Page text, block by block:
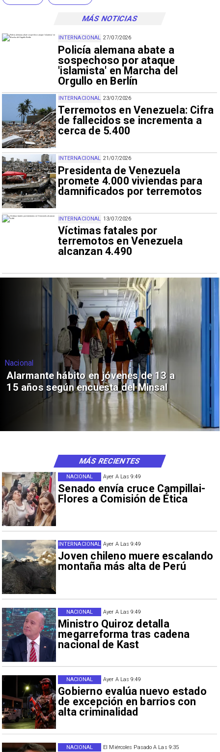
MÁS NOTICIAS
27/07/2026
Policía alemana abate a
sospechoso por ataque
'islamista' en Marcha del
Orgullo en Berlín
INTERNACIONAL
23/07/2026
Terremotos en Venezuela: Cifra
de fallecidos se incrementa a
cerca de 5.400
INTERNACIONAL
21/07/2026
Presidenta de Venezuela
promete 4.000 viviendas para
damnificados por terremotos
INTERNACIONAL
13/07/2026
Víctimas fatales por
terremotos en Venezuela
alcanzan 4.490
INTERNACIONAL
Nacional
Alarmante hábito en jóvenes de 13 a
15 años según encuesta del Minsal
Ayer A Las 9:49
Senado envía cruce Campillai-
Flores a Comisión de Ética
NACIONAL
Ayer A Las 9:49
Joven chileno muere escalando
montaña más alta de Perú
INTERNACIONAL
Ayer A Las 9:49
Ministro Quiroz detalla
megarreforma tras cadena
nacional de Kast
NACIONAL
Ayer A Las 9:49
Gobierno evalúa nuevo estado
de excepción en barrios con
alta criminalidad
NACIONAL
El Miércoles Pasado A Las 9:35
NACIONAL
MÁS RECIENTES